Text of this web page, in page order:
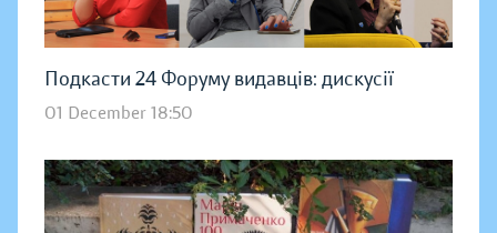
Подкасти 24 Форуму видавців: дискусії
01 December 18:50